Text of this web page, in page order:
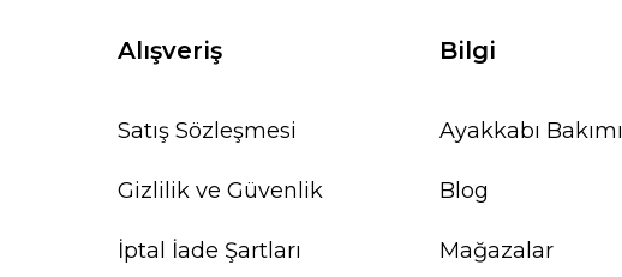
Alışveriş
Satış Sözleşmesi
Gizlilik ve Güvenlik
İptal İade Şartları
Bilgi
Ayakkabı Bakımı
Blog
Mağazalar